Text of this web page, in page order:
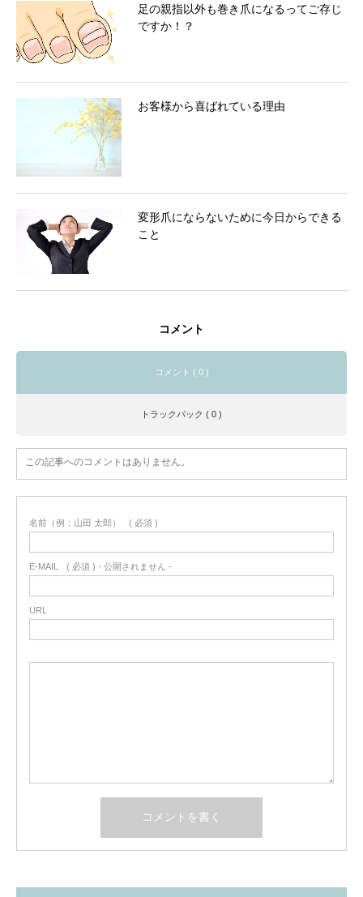
足の親指以外も巻き爪になるってご存じ
ですか！？
お客様から喜ばれている理由
変形爪にならないために今日からできる
こと
コメント
コメント ( 0 )
トラックバック ( 0 )
この記事へのコメントはありません。
名前（例：山田 太郎） ( 必須 )
E-MAIL ( 必須 ) - 公開されません -
URL